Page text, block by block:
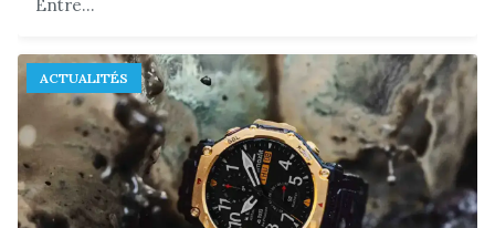
Entre...
ACTUALITÉS